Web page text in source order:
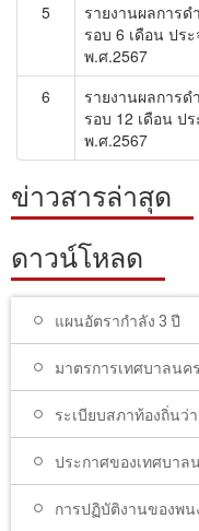
5
รายงานผลการด
รอบ 6 เดือน ปร
พ.ศ.2567
6
รายงานผลการด
รอบ 12 เดือน ป
พ.ศ.2567
ข่าวสารล่าสุด
ดาวน์โหลด
แผนอัตรากำลัง 3 ปี
มาตรการเทศบาลน
ระเบียบสภาท้องถิ่นว่
ประกาศของเทศบา
การปฏิบัติงานของพน